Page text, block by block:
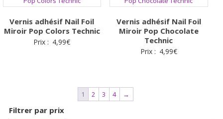
Vernis adhésif Nail Foil
Miroir Pop Colors Technic
Prix : 4,99€
Vernis adhésif Nail Foil
Miroir Pop Chocolate
Technic
Prix : 4,99€
1 2 3 4 →
Filtrer par prix